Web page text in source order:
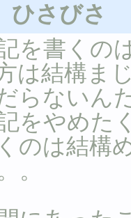
ひさびさ
を書くの
は結構ま
らないん
をやめた
のは結構
。